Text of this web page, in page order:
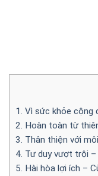
1. Vì sức khỏe cộng
2. Hoàn toàn từ
3. Thân thiện với
4. Tư duy vượt trội
5. Hài hòa lợi ích –